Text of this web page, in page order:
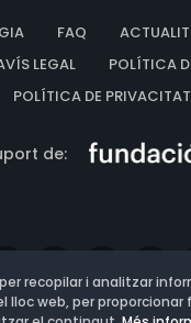
FAQ
LEGAL
POLÍTICA
POLÍTICA DE PRIVACITAT
de:
recopilar i analitzar
lloc web, per